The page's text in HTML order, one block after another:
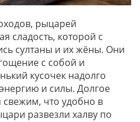
рыцарей
сладость, которой с
султаны и их жёны. Они
с собой и
кусочек надолго
и силы. Долгое
свежим, что удобно в
развезли халву по